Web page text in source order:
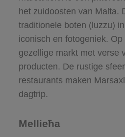
het zuidoosten van Malta.
traditionele boten (luzzu)
iconisch en fotogeniek.
gezellige markt met verse
producten. De rustige
restaurants maken
dagtrip.
Mellieħa